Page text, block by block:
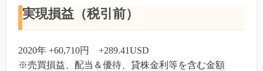
実現損益（税引前）
2020年 +60,710円 +289.41USD
※売買損益、配当＆優待、貸株金利等を含む金額